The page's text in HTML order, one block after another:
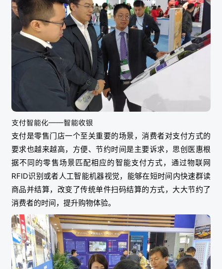
支付智能化——智能收银
支付是零售门店一个至关重要的场景，消费者对支付方式的
要求也越来越高，方便、节约时间是主要诉求，思创医惠根
据不同的零售场景匹配相应的智能支付方式，通过物联网
RFID识别或者人工智能机器视觉，能够在短时间内快速群读
商品并结算，改变了传统单件扫码结算的方式，大大节约了
消费者的时间，提升购物体验。